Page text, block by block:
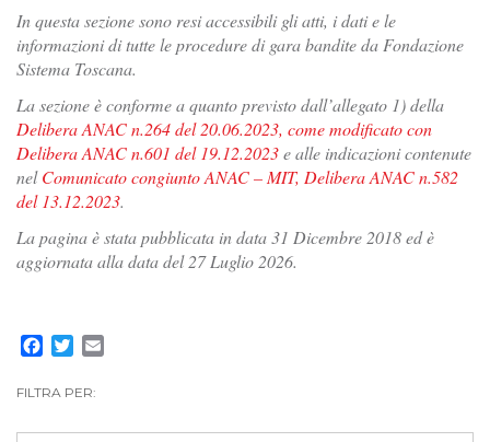
In questa sezione sono resi accessibili gli atti, i dati e le
informazioni di tutte le procedure di gara bandite da Fondazione
Sistema Toscana.
La sezione è conforme a quanto previsto dall’allegato 1) della
Delibera ANAC n.264 del 20.06.2023, come modificato con
Delibera ANAC n.601 del 19.12.2023e alle indicazioni contenute
nelComunicato congiunto ANAC – MIT, Delibera ANAC n.582
del 13.12.2023.
La pagina è stata pubblicata in data 31 Dicembre 2018 ed è
aggiornata alla data del 27 Luglio 2026.
Facebook
Twitter
FILTRA PER: